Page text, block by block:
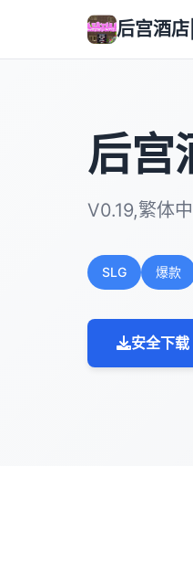
后宫酒
后
V0.19,繁体
SLG 爆款
安全下载